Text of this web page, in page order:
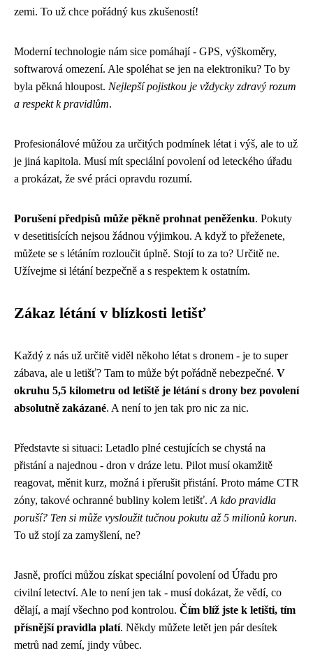
zemi. To už chce pořádný kus zkušeností!
Moderní technologie nám sice pomáhají - GPS, výškoměry,
softwarová omezení. Ale spoléhat se jen na elektroniku? To by
byla pěkná hloupost. Nejlepší pojistkou je vždycky zdravý rozum
a respekt k pravidlům.
Profesionálové můžou za určitých podmínek létat i výš, ale to už
je jiná kapitola. Musí mít speciální povolení od leteckého úřadu
a prokázat, že své práci opravdu rozumí.
Porušení předpisů může pěkně prohnat peněženku. Pokuty
v desetitisících nejsou žádnou výjimkou. A když to přeženete,
můžete se s létáním rozloučit úplně. Stojí to za to? Určitě ne.
Užívejme si létání bezpečně a s respektem k ostatním.
Zákaz létání v blízkosti letišť
Každý z nás už určitě viděl někoho létat s dronem - je to super
zábava, ale u letišť? Tam to může být pořádně nebezpečné. V
okruhu 5,5 kilometru od letiště je létání s drony bez povolení
absolutně zakázané. A není to jen tak pro nic za nic.
Představte si situaci: Letadlo plné cestujících se chystá na
přistání a najednou - dron v dráze letu. Pilot musí okamžitě
reagovat, měnit kurz, možná i přerušit přistání. Proto máme CTR
zóny, takové ochranné bubliny kolem letišť. A kdo pravidla
poruší? Ten si může vysloužit tučnou pokutu až 5 milionů korun.
To už stojí za zamyšlení, ne?
Jasně, profíci můžou získat speciální povolení od Úřadu pro
civilní letectví. Ale to není jen tak - musí dokázat, že vědí, co
dělají, a mají všechno pod kontrolou. Čím blíž jste k letišti, tím
přísnější pravidla platí. Někdy můžete letět jen pár desítek
metrů nad zemí, jindy vůbec.